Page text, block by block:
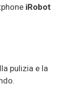
iRobot
pulizia e la